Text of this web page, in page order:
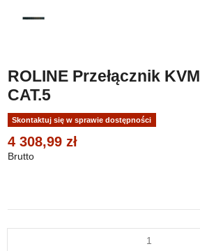
ROLINE Przełącznik KVM
CAT.5
Skontaktuj się w sprawie dostępności
4 308,99 zł
Brutto